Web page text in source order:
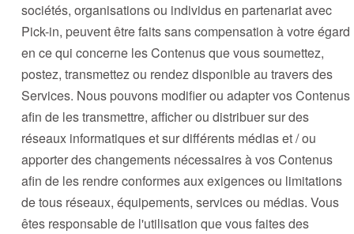
sociétés, organisations ou individus en partenariat avec
Pick-in, peuvent être faits sans compensation à votre égard
en ce qui concerne les Contenus que vous soumettez,
postez, transmettez ou rendez disponible au travers des
Services. Nous pouvons modifier ou adapter vos Contenus
afin de les transmettre, afficher ou distribuer sur des
réseaux informatiques et sur différents médias et / ou
apporter des changements nécessaires à vos Contenus
afin de les rendre conformes aux exigences ou limitations
de tous réseaux, équipements, services ou médias. Vous
êtes responsable de l'utilisation que vous faites des